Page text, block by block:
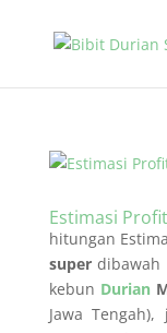
Estimasi
hitungan
superdibawah
kebun Durian
Jawa